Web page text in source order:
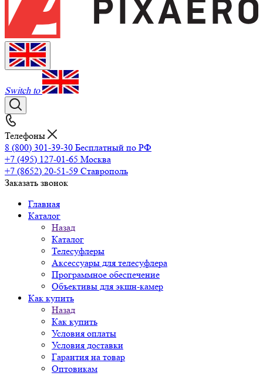
Switch to
Телефоны
8 (800) 301-39-30 Бесплатный по РФ
+7 (495) 127-01-65 Москва
+7 (8652) 20-51-59 Ставрополь
Заказать звонок
Главная
Каталог
Назад
Каталог
Телесуфлеры
Аксессуары для телесуфлера
Программное обеспечение
Объективы для экшн-камер
Как купить
Назад
Как купить
Условия оплаты
Условия доставки
Гарантия на товар
Оптовикам